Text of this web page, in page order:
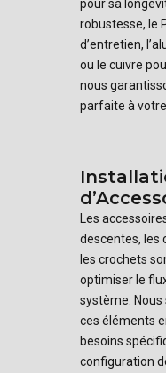
pour sa
robustesse, le
d’entretien,
ou le cuivre
nous
parfaite à
Les
descentes, les
les crochets
optimiser le
système.
ces éléments
besoins
configuration